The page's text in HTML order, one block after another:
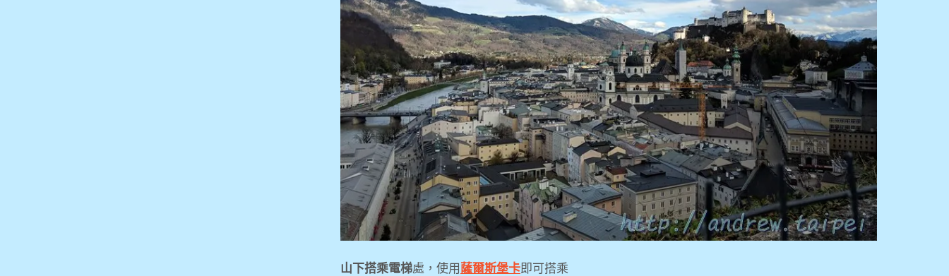
山下搭乘電梯處，使用薩爾斯堡卡即可搭乘